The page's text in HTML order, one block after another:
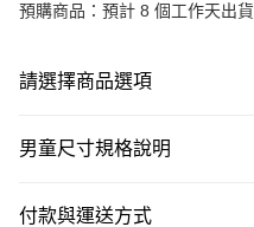
預購商品：預計 8 個工作天出貨
請選擇商品選項
男童尺寸規格說明
付款與運送方式